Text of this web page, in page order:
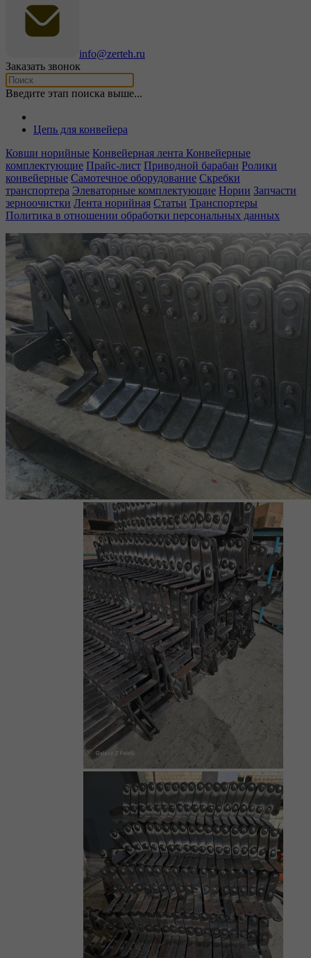
info@zerteh.ru
Заказать звонок
Введите этап поиска выше...
Цепь для конвейера
Ковши норийные Конвейерная лента Конвейерные
комплектующие Прайс-лист Приводной барабан Ролики
конвейерные Самотечное оборудование Скребки
транспортера Элеваторные комплектующие Нории Запчасти
зерноочистки Лента норийная Статьи Транспортеры
Политика в отношении обработки персональных данных